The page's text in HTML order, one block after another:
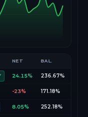
NET BAL.
24.15% 236.67%
-23% 171.18%
8.05% 252.18%